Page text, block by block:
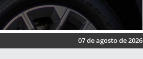
07 de agosto de 2026